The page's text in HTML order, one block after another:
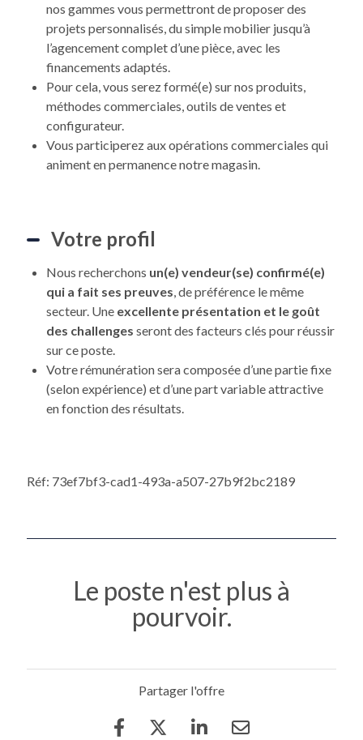
nos gammes vous permettront de proposer des
projets personnalisés, du simple mobilier jusqu’à
l’agencement complet d’une pièce, avec les
financements adaptés.
Pour cela, vous serez formé(e) sur nos produits,
méthodes commerciales, outils de ventes et
configurateur.
Vous participerez aux opérations commerciales qui
animent en permanence notre magasin.
Votre profil
Nous recherchons un(e) vendeur(se) confirmé(e)
qui a fait ses preuves, de préférence le même
secteur. Une excellente présentation et le goût
des challenges seront des facteurs clés pour réussir
sur ce poste.
Votre rémunération sera composée d’une partie fixe
(selon expérience) et d’une part variable attractive
en fonction des résultats.
Réf: 73ef7bf3-cad1-493a-a507-27b9f2bc2189
Le poste n'est plus à
pourvoir.
Partager l'offre